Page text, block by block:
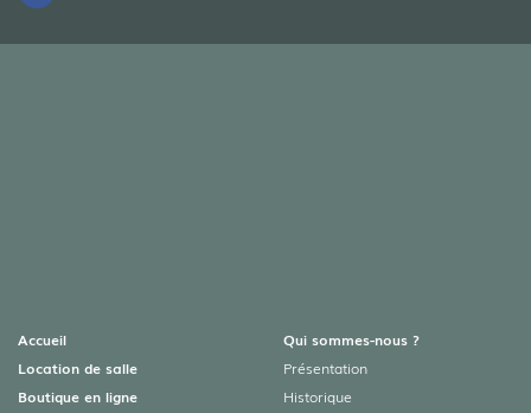
Accueil
Location de salle
Boutique en ligne
Qui sommes-nous ?
Présentation
Historique